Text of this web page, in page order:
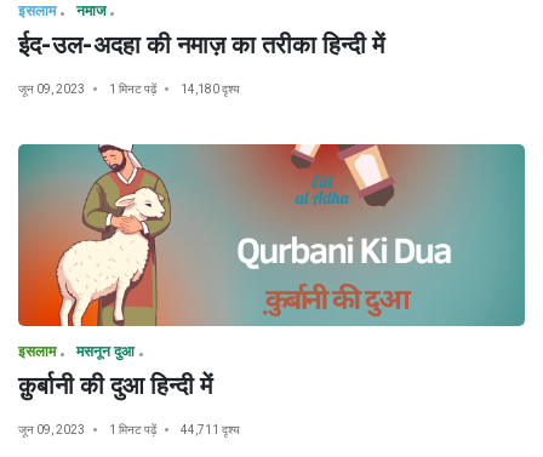
इसलाम नमाज
ईद-उल-अदहा की नमाज़ का तरीका हिन्दी में
जून 09, 2023 1 मिनट पढ़ें 14,180 दृश्य
इसलाम मसनून दुआ
क़ुर्बानी की दुआ हिन्दी में
जून 09, 2023 1 मिनट पढ़ें 44,711 दृश्य